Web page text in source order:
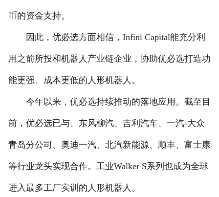
币的资金支持。
因此，优必选方面相信，Infini Capital能充分利
用之前所投和机器人产业链企业，协助优必选打造功
能更强、成本更低的人形机器人。
今年以来，优必选持续推动的落地应用。截至目
前，优必选已与、东风柳汽、吉利汽车、一汽-大众
青岛分公司、奥迪一汽、北汽新能源、顺丰、富士康
等行业龙头实现合作。工业Walker S系列也成为全球
进入最多工厂实训的人形机器人。